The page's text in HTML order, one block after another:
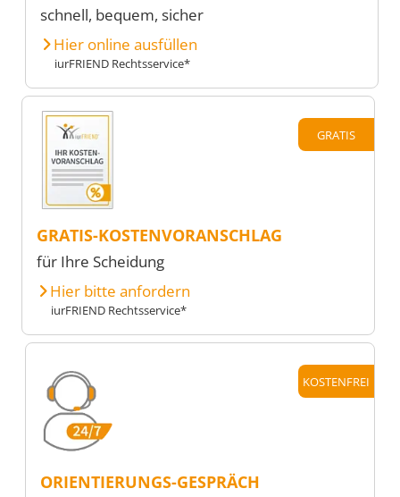
schnell, bequem, sicher
Hier online ausfüllen
iurFRIEND Rechtsservice*
GRATIS
GRATIS-KOSTENVORANSCHLAG
für Ihre Scheidung
Hier bitte anfordern
iurFRIEND Rechtsservice*
KOSTENFREI
ORIENTIERUNGS-GESPRÄCH